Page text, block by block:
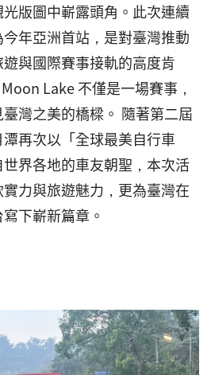
版圖中嶄露頭角。此次連續
年亞洲首站，是對臺灣推動
與國際賽事接軌的高度肯
Lake 不僅是一場賽事，
灣之美的橋樑。 隨著第二屆
再次以「全球最美自行車
界各地的車友朝聖，本次活
力與旅遊魅力，更為臺灣在
下嶄新篇章。